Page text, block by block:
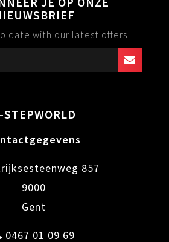
date with our latest offers
STEPWORLD
857
9000
Gent
0467 01 09 69